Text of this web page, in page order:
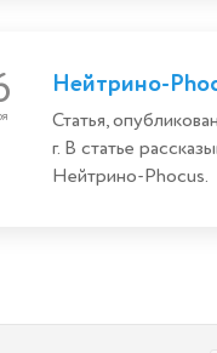
Нейтрино-
Статья,
г. В статье
Нейтрино-Phocus.